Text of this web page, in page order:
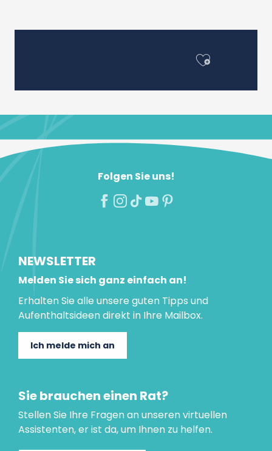
Ajouter
Folgen Sie uns!
NEWSLETTER
Melden Sie sich ganz einfach an!
Erhalten Sie alle unsere guten Tipps und
Aufenthaltsideen direkt in Ihre Mailbox.
Ich melde mich an
Sie brauchen einen Rat?
Stellen Sie Ihre Fragen an unseren virtuellen
Assistenten, er ist da, um Ihnen zu helfen.